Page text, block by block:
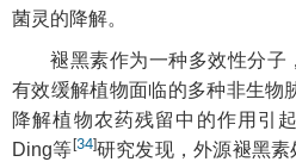
菌灵的降解。
褪黑素作为一种多效性分子
有效缓解植物面临的多种非生物
降解植物农药残留中的作用引
Ding等[34]研究发现，外源褪黑